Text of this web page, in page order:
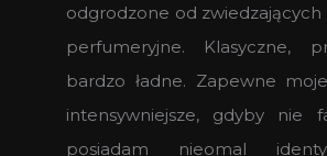
odgrodzone od
perfumeryjne. Klasyczne,
bardzo ładne. Zapewne
intensywniejsze, gdyby
posiadam nieomal